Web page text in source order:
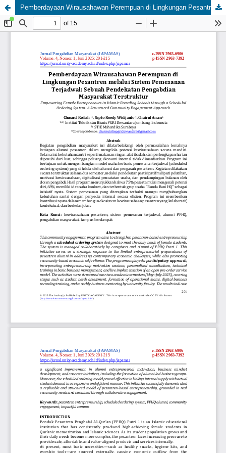
Pemberdayaan Wirausahawan Perempuan di Lingkungan Pesantren melalui Sistem Pemesanan Terjadwal: Sebuah Pendekatan Pengabdian Masyarakat Terstruktur